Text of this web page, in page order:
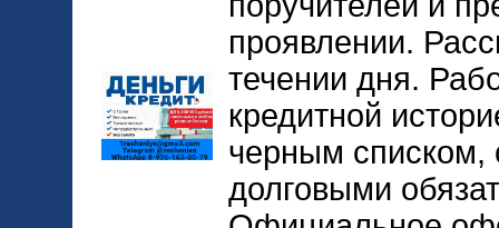
проявлении.
течении дня.
кредитной
черным списком,
долговыми